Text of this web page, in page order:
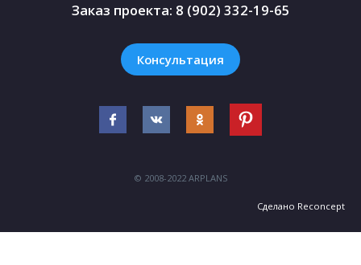
Заказ проекта: 8 (902) 332-19-65
Консультация
© 2008-2022 ARPLANS
Сделано Reconcept